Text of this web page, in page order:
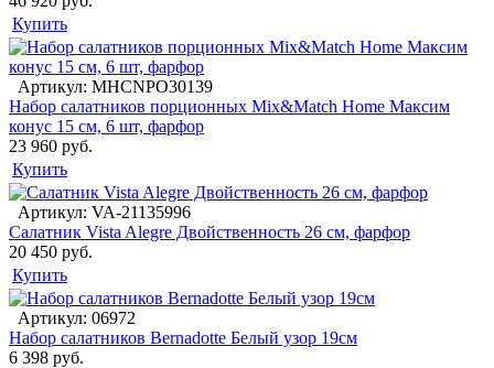
Купить
Артикул: MHCNPO30139
Набор салатников порционных Mix&Match Home Максим
конус 15 см, 6 шт, фарфор
23 960 руб.
Купить
Артикул: VA-21135996
Салатник Vista Alegre Двойственность 26 см, фарфор
20 450 руб.
Купить
Артикул: 06972
Набор салатников Bernadotte Белый узор 19см
6 398 руб.